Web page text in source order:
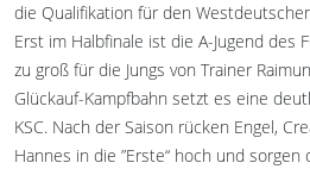
die Qualifikation für den
Erst im Halbfinale ist die A-Jugend des
zu groß für die Jungs von Trainer
Glückauf-Kampfbahn setzt es eine
KSC. Nach der Saison rücken Engel,
Hannes in die ”Erste“ hoch und sorgen